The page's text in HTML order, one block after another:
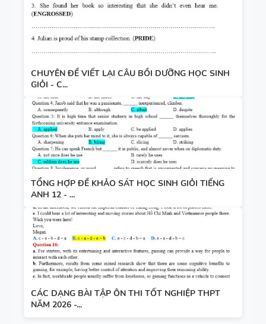
CHUYÊN ĐỀ VIẾT LẠI CÂU BỒI DƯỠNG HỌC SINH
GIỎI - C...
TỔNG HỢP ĐỀ KHẢO SÁT HỌC SINH GIỎI TIẾNG
ANH 12 - ...
CÁC DẠNG BÀI TẬP ÔN THI TỐT NGHIỆP THPT
NĂM 2026 -...